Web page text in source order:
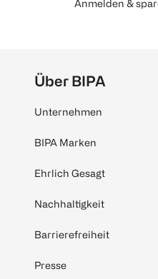
Anmelden &
Über BIPA
Unternehmen
BIPA Marken
Ehrlich Gesagt
Nachhaltigkeit
Barrierefreiheit
Presse